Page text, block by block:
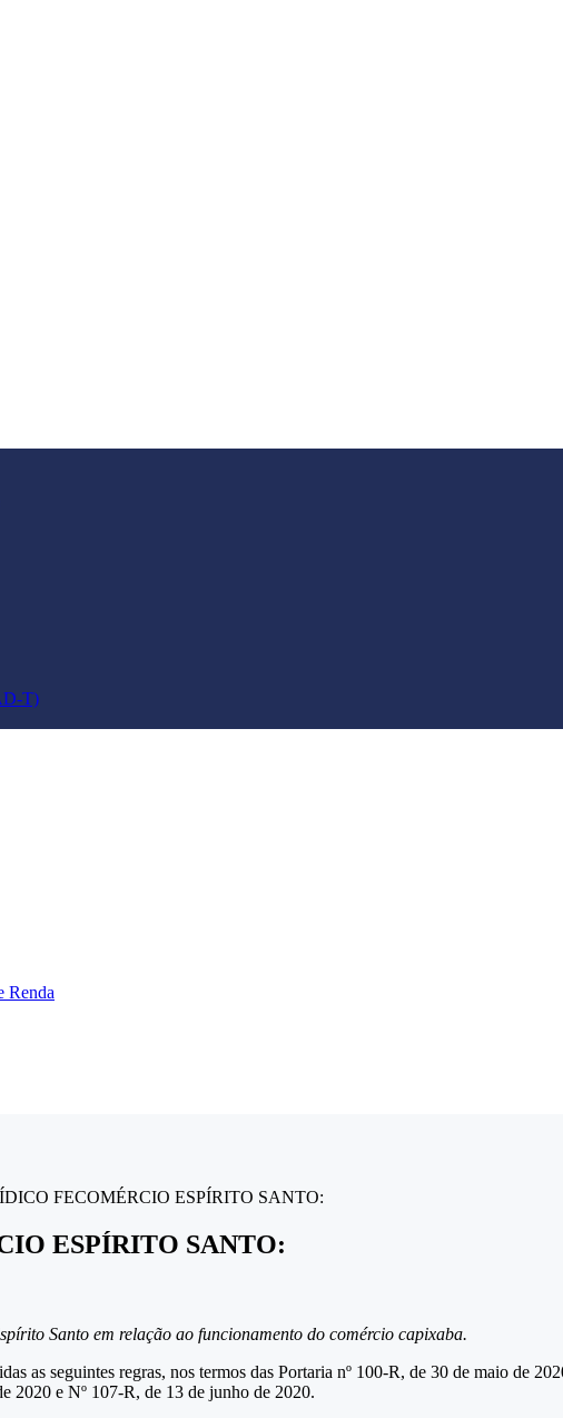
T)
Renda
FECOMÉRCIO ESPÍRITO SANTO:
ESPÍRITO SANTO:
Santo em relação ao funcionamento do comércio capixaba.
as seguintes regras, nos termos das Portaria nº 100-R, de 30 de maio de
2020 e Nº 107-R, de 13 de junho de 2020.